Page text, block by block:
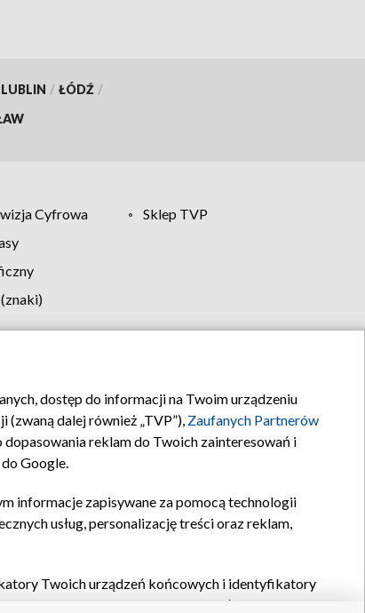
LUBLIN / ŁÓDŹ /
Cyfrowa
Sklep TVP
Kontakt
dostęp do informacji na Twoim urządzeniu
dalej również „TVP”), Zaufanych Partnerów
reklam do Twoich zainteresowań i
Google.
informacje zapisywane za pomocą technologii
usług, personalizację treści oraz reklam,
Twoich urządzeń końcowych i identyfikatory
oraz pozostałych